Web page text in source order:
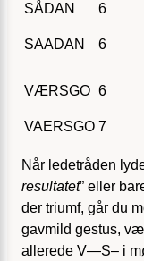
SÅDAN
6
SAADAN 6
VÆRSGO 6
VAERSGO 7
Når ledetråden
resultatet” eller
der triumf, går du
gavmild gestus,
allerede V—S– i